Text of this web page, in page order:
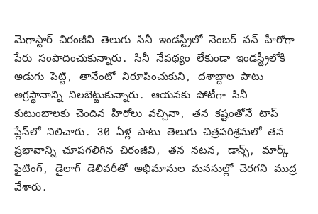
మెగాస్టార్ చిరంజీవి తెలుగు సినీ ఇండస్ట్రీలో నెంబర్ వన్ హీరోగా
పేరు సంపాదించుకున్నారు. సినీ నేపథ్యం లేకుండా ఇండస్ట్రీలోకి
అడుగు పెట్టి, తానేంటో నిరూపించుకుని, దశాబ్దాల పాటు
అగ్రస్థానాన్ని నిలబెట్టుకున్నారు. ఆయనకు పోటీగా సినీ
కుటుంబాలకు చెందిన హీరోలు వచ్చినా, తన కష్టంతోనే టాప్
ప్లేస్‌లో నిలిచారు. 30 ఏళ్ల పాటు తెలుగు చిత్రపరిశ్రమలో తన
ప్రభావాన్ని చూపగలిగిన చిరంజీవి, తన నటన, డాన్స్, మార్క్
ఫైటింగ్, డైలాగ్ డెలివరీతో అభిమానుల మనసుల్లో చెరగని ముద్ర
వేశారు.